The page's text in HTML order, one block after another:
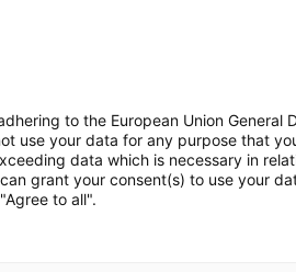
to the European Union General
use your data for any purpose that
data which is necessary in
grant your consent(s) to use your
to all".